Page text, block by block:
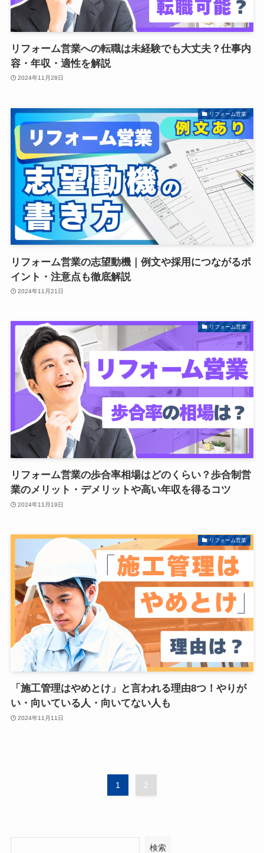
リフォーム営業への転職は未経験でも大丈夫？仕事内
容・年収・適性を解説
2024年11月28日
リフォーム営業
リフォーム営業の志望動機｜例文や採用につながるポ
イント・注意点も徹底解説
2024年11月21日
リフォーム営業
リフォーム営業の歩合率相場はどのくらい？歩合制営
業のメリット・デメリットや高い年収を得るコツ
2024年11月19日
リフォーム営業
「施工管理はやめとけ」と言われる理由8つ！やりが
い・向いている人・向いてない人も
2024年11月11日
1 2
検索